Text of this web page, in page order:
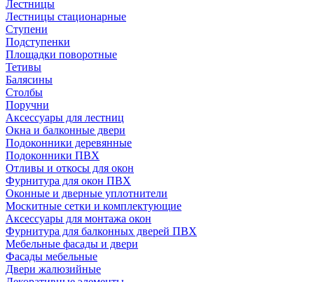
Лестницы
Лестницы стационарные
Ступени
Подступенки
Площадки поворотные
Тетивы
Балясины
Столбы
Поручни
Аксессуары для лестниц
Окна и балконные двери
Подоконники деревянные
Подоконники ПВХ
Отливы и откосы для окон
Фурнитура для окон ПВХ
Оконные и дверные уплотнители
Москитные сетки и комплектующие
Аксессуары для монтажа окон
Фурнитура для балконных дверей ПВХ
Мебельные фасады и двери
Фасады мебельные
Двери жалюзийные